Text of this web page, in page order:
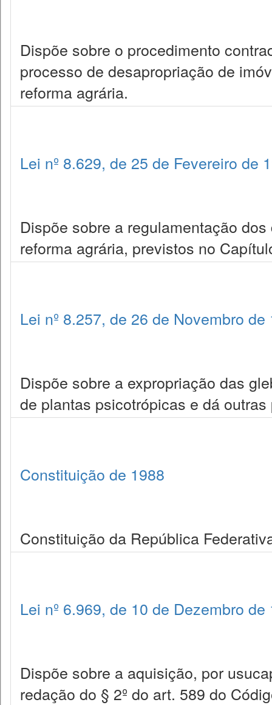
Dispõe sobre o procedimento
processo de desapropriação de
reforma agrária.
Lei nº 8.629, de 25 de Fevereiro de
Dispõe sobre a regulamentação
reforma agrária, previstos no
Lei nº 8.257, de 26 de Novembro de
Dispõe sobre a expropriação das
de plantas psicotrópicas e dá
Constituição de 1988
Constituição da República
Lei nº 6.969, de 10 de Dezembro de
Dispõe sobre a aquisição, por
redação do § 2º do art. 589 do